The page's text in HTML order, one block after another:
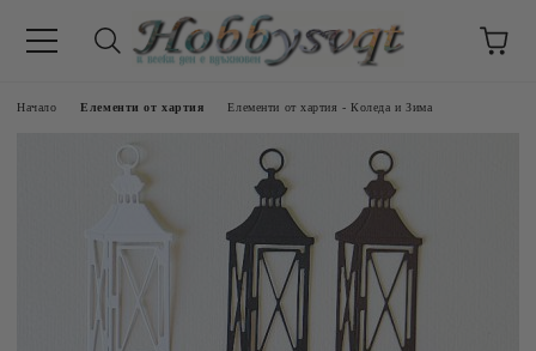
Начало Елементи от хартия Елементи от хартия - Коледа и Зима